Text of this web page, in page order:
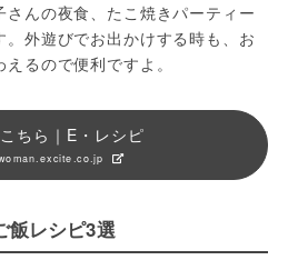
んの夜食、たこ焼きパーティー
外遊びでお出かけする時も、お
るので便利ですよ。
ちら｜E・レシピ
飯レシピ3選